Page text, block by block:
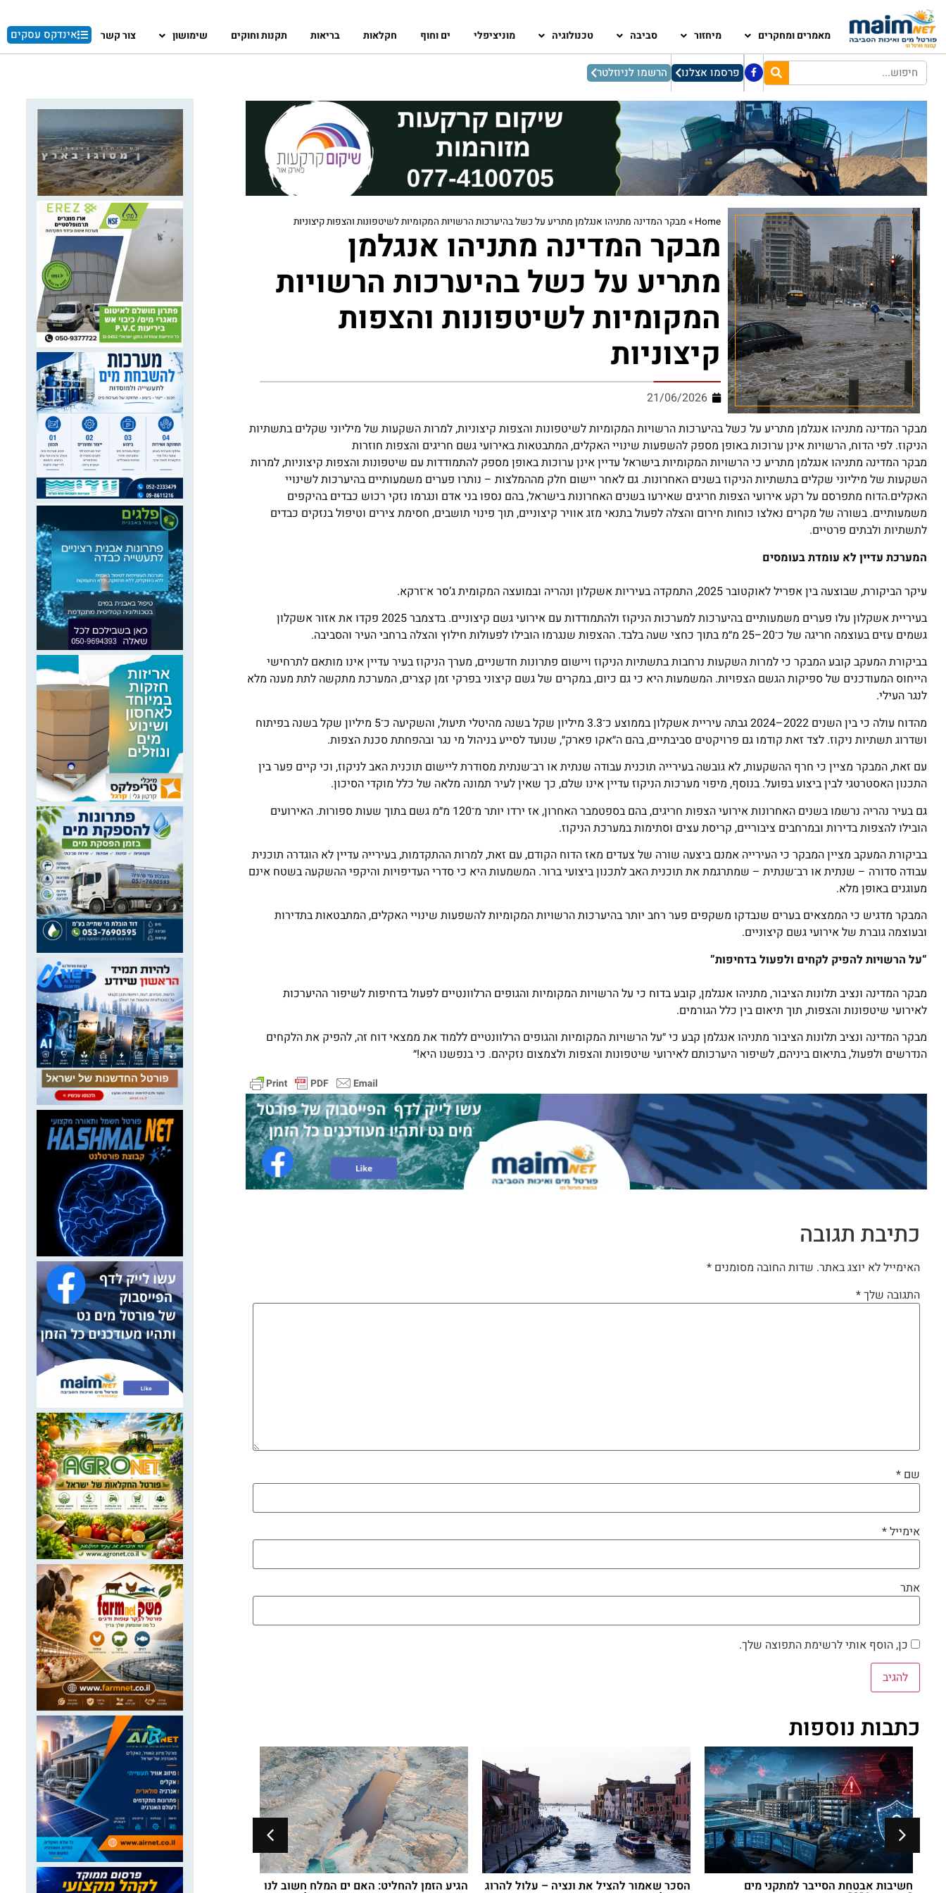
מאמרים ומחקרים מיחזור סביבה טכנולוגיה מוניציפלי ים וחוף חקלאות בריאות תקנות וחוקים שימושון צור קשר אינדקס עסקים
פרסמו אצלנו הרשמו לניוזלטר
Home
» מבקר המדינה מתניהו אנגלמן מתריע על כשל בהיערכות הרשויות המקומיות לשיטפונות והצפות קיצוניות
מבקר המדינה מתניהו אנגלמן
מתריע על כשל בהיערכות הרשויות
המקומיות לשיטפונות והצפות
קיצוניות
21/06/2026
מבקר המדינה מתניהו אנגלמן מתריע על כשל בהיערכות הרשויות המקומיות לשיטפונות והצפות קיצוניות, למרות השקעות של מיליוני שקלים בתשתיות
הניקוז. לפי הדוח, הרשויות אינן ערוכות באופן מספק להשפעות שינויי האקלים, המתבטאות באירועי גשם חריגים והצפות חוזרות
מבקר המדינה מתניהו אנגלמן מתריע כי הרשויות המקומיות בישראל עדיין אינן ערוכות באופן מספק להתמודדות עם שיטפונות והצפות קיצוניות, למרות
השקעות של מיליוני שקלים בתשתיות הניקוז בשנים האחרונות. גם לאחר יישום חלק מההמלצות – נותרו פערים משמעותיים בהיערכות לשינויי
האקלים.הדוח מתפרסם על רקע אירועי הצפות חריגים שאירעו בשנים האחרונות בישראל, בהם נספו בני אדם ונגרמו נזקי רכוש כבדים בהיקפים
משמעותיים. בשורה של מקרים נאלצו כוחות חירום והצלה לפעול בתנאי מזג אוויר קיצוניים, תוך פינוי תושבים, חסימת צירים וטיפול בנזקים כבדים
לתשתיות ולבתים פרטיים.
המערכת עדיין לא עומדת בעומסים
עיקר הביקורת, שבוצעה בין אפריל לאוקטובר 2025, התמקדה בעיריות אשקלון ונהריה ובמועצה המקומית ג’סר א־זרקא.
בעיריית אשקלון עלו פערים משמעותיים בהיערכות למערכות הניקוז ולהתמודדות עם אירועי גשם קיצוניים. בדצמבר 2025 פקדו את אזור אשקלון
גשמים עזים בעוצמה חריגה של כ־20–25 מ״מ בתוך כחצי שעה בלבד. ההצפות שנגרמו הובילו לפעולות חילוץ והצלה ברחבי העיר והסביבה.
בביקורת המעקב קובע המבקר כי למרות השקעות נרחבות בתשתיות הניקוז ויישום פתרונות חדשניים, מערך הניקוז בעיר עדיין אינו מותאם לתרחישי
הייחוס המעודכנים של ספיקות הגשם הצפויות. המשמעות היא כי גם כיום, במקרים של גשם קיצוני בפרקי זמן קצרים, המערכת מתקשה לתת מענה מלא
לנגר העילי.
מהדוח עולה כי בין השנים 2022–2024 גבתה עיריית אשקלון בממוצע כ־3.3 מיליון שקל בשנה מהיטלי תיעול, והשקיעה כ־5 מיליון שקל בשנה בפיתוח
ושדרוג תשתיות ניקוז. לצד זאת קודמו גם פרויקטים סביבתיים, בהם ה״אקו פארק״, שנועד לסייע בניהול מי נגר ובהפחתת סכנת הצפות.
עם זאת, המבקר מציין כי חרף ההשקעות, לא גובשה בעירייה תוכנית עבודה שנתית או רב־שנתית מסודרת ליישום תוכנית האב לניקוז, וכי קיים פער בין
התכנון האסטרטגי לבין ביצוע בפועל. בנוסף, מיפוי מערכות הניקוז עדיין אינו שלם, כך שאין לעיר תמונה מלאה של כלל מוקדי הסיכון.
גם בעיר נהריה נרשמו בשנים האחרונות אירועי הצפות חריגים, בהם בספטמבר האחרון, אז ירדו יותר מ־120 מ״מ גשם בתוך שעות ספורות. האירועים
הובילו להצפות בדירות ובמרחבים ציבוריים, קריסת עצים וסתימות במערכת הניקוז.
בביקורת המעקב מציין המבקר כי העירייה אמנם ביצעה שורה של צעדים מאז הדוח הקודם, עם זאת, למרות ההתקדמות, בעירייה עדיין לא הוגדרה תוכנית
עבודה סדורה – שנתית או רב־שנתית – שמתרגמת את תוכנית האב לתכנון ביצועי ברור. המשמעות היא כי סדרי העדיפויות והיקפי ההשקעה בשטח אינם
מעוגנים באופן מלא.
המבקר מדגיש כי הממצאים בערים שנבדקו משקפים פער רחב יותר בהיערכות הרשויות המקומיות להשפעות שינויי האקלים, המתבטאות בתדירות
ובעוצמה גוברת של אירועי גשם קיצוניים.
“על הרשויות להפיק לקחים ולפעול בדחיפות”
מבקר המדינה ונציב תלונות הציבור, מתניהו אנגלמן, קובע בדוח כי על הרשויות המקומיות והגופים הרלוונטיים לפעול בדחיפות לשיפור ההיערכות
לאירועי שיטפונות והצפות, תוך תיאום בין כלל הגורמים.
מבקר המדינה ונציב תלונות הציבור מתניהו אנגלמן קבע כי ״על הרשויות המקומיות והגופים הרלוונטיים ללמוד את ממצאי דוח זה, להפיק את הלקחים
הנדרשים ולפעול, בתיאום ביניהם, לשיפור היערכותם לאירועי שיטפונות והצפות ולצמצום נזקיהם. כי בנפשנו היא!״
כתיבת תגובה
האימייל לא יוצג באתר. שדות החובה מסומנים *
התגובה שלך*
שם *
אימייל*
אתר
כן, הוסף אותי לרשימת התפוצה שלך.
כתבות נוספות
חשיבות אבטחת הסייבר למתקני מים הסכר שאמור להציל את ונציה – עלול להרוג הגיע הזמן להחליט: האם ים המלח חשוב לנו מבקר המדינה מתניהו אנגלמן מתריע על